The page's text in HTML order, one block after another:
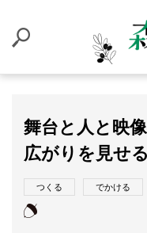
舞台と人と映
広がりを見せ
つくる でかける